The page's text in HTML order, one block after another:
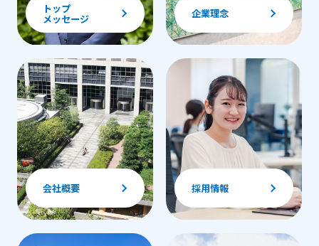
トップ
メッセージ 企業理念
会社概要 採用情報